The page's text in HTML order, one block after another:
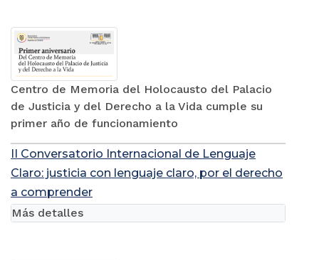
Centro de Memoria del Holocausto del Palacio
de Justicia y del Derecho a la Vida cumple su
primer año de funcionamiento
II Conversatorio Internacional de Lenguaje
Claro: justicia con lenguaje claro, por el derecho
a comprender
Más detalles